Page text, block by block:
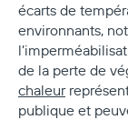
écarts de
environnants,
de la perte de
chaleur
publique et